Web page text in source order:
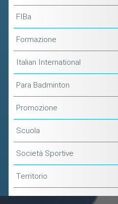
FIBa
Formazione
Italian International
Para Badminton
Promozione
Scuola
Società Sportive
Territorio